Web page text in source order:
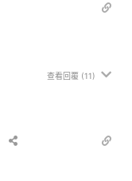
查看回覆 (11)